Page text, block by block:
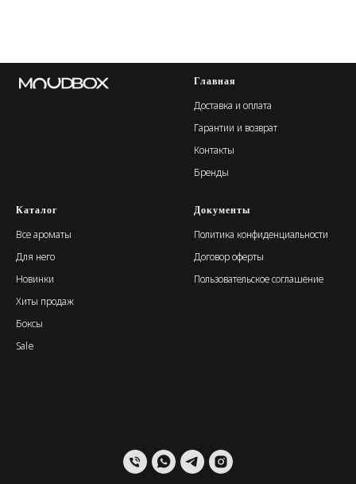
Главная
Доставка и оплата
Гарантии и возврат
Контакты
Бренды
Каталог
Все ароматы
Для него
Новинки
Хиты продаж
Боксы
Sale
Документы
Политика конфиденциальности
Договор оферты
Пользовательское соглашение